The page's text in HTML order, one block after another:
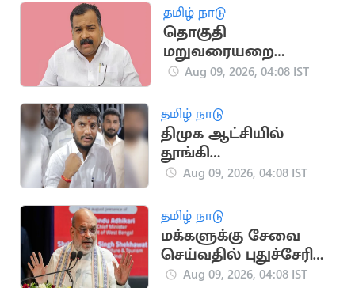
தமிழ் நாடு
தொகுதி
மறுவரையறை
மசோதா மிகப்பெரிய
மாணிக்கம் தாகூர்
Aug 09, 2026, 04:08 IST
தமிழ் நாடு
திமுக ஆட்சியில்
தூங்கி
கொண்டிருந்தார்களா?
Aug 09, 2026, 04:08 IST
தமிழ் நாடு
மக்களுக்கு சேவை
செய்வதில் புதுச்சேரி
காவல்துறை முதலிடம்:
Aug 09, 2026, 04:08 IST